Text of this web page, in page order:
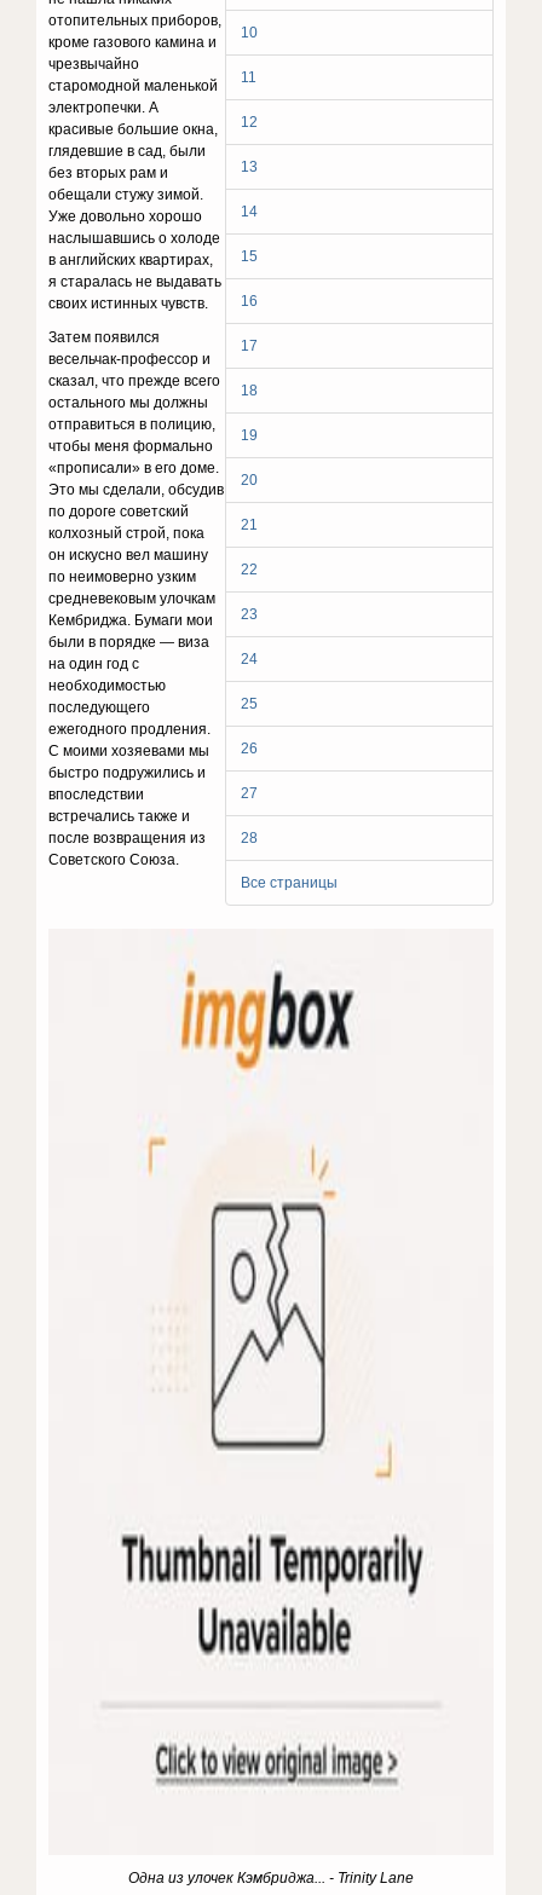
10
11
12
13
14
15
16
17
18
19
20
21
22
23
24
25
26
27
28
Все страницы
отопительных приборов,
кроме газового камина и
чрезвычайно
старомодной маленькой
электропечки. А
красивые большие окна,
глядевшие в сад, были
без вторых рам и
обещали стужу зимой.
Уже довольно хорошо
наслышавшись о холоде
в английских квартирах,
я старалась не выдавать
своих истинных чувств.
Затем появился
весельчак-профессор и
сказал, что прежде всего
остального мы должны
отправиться в полицию,
чтобы меня формально
«прописали» в его доме.
Это мы сделали, обсудив
по дороге советский
колхозный строй, пока
он искусно вел машину
по неимоверно узким
средневековым улочкам
Кембриджа. Бумаги мои
были в порядке — виза
на один год с
необходимостью
последующего
ежегодного продления.
С моими хозяевами мы
быстро подружились и
впоследствии
встречались также и
после возвращения из
Советского Союза.
Одна из улочек Кэмбриджа... - Trinity Lane